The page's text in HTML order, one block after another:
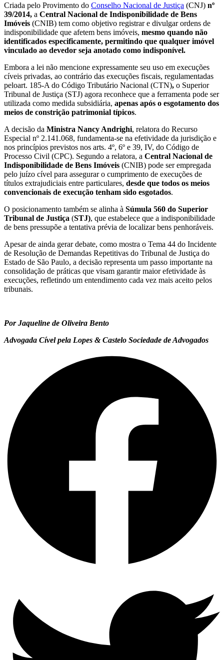
Criada pelo Provimento do Conselho Nacional de Justiça (CNJ) nº
39/2014, a Central Nacional de Indisponibilidade de Bens
Imóveis (CNIB) tem como objetivo registrar e divulgar ordens de
indisponibilidade que afetem bens imóveis, mesmo quando não
identificados especificamente, permitindo que qualquer imóvel
vinculado ao devedor seja anotado como indisponível.
Embora a lei não mencione expressamente seu uso em execuções
cíveis privadas, ao contrário das execuções fiscais, regulamentadas
peloart. 185-A do Código Tributário Nacional (CTN), o Superior
Tribunal de Justiça (STJ) agora reconhece que a ferramenta pode ser
utilizada como medida subsidiária, apenas após o esgotamento dos
meios de constrição patrimonial típicos.
A decisão da Ministra Nancy Andrighi, relatora do Recurso
Especial nº 2.141.068, fundamenta-se na efetividade da jurisdição e
nos princípios previstos nos arts. 4º, 6º e 39, IV, do Código de
Processo Civil (CPC). Segundo a relatora, a Central Nacional de
Indisponibilidade de Bens Imóveis (CNIB) pode ser empregada
pelo juízo cível para assegurar o cumprimento de execuções de
títulos extrajudiciais entre particulares, desde que todos os meios
convencionais de execução tenham sido esgotados.
O posicionamento também se alinha à Súmula 560 do Superior
Tribunal de Justiça (STJ), que estabelece que a indisponibilidade
de bens pressupõe a tentativa prévia de localizar bens penhoráveis.
Apesar de ainda gerar debate, como mostra o Tema 44 do Incidente
de Resolução de Demandas Repetitivas do Tribunal de Justiça do
Estado de São Paulo, a decisão representa um passo importante na
consolidação de práticas que visam garantir maior efetividade às
execuções, refletindo um entendimento cada vez mais aceito pelos
tribunais.
Por Jaqueline de Oliveira Bento
Advogada Cível pela Lopes & Castelo Sociedade de Advogados